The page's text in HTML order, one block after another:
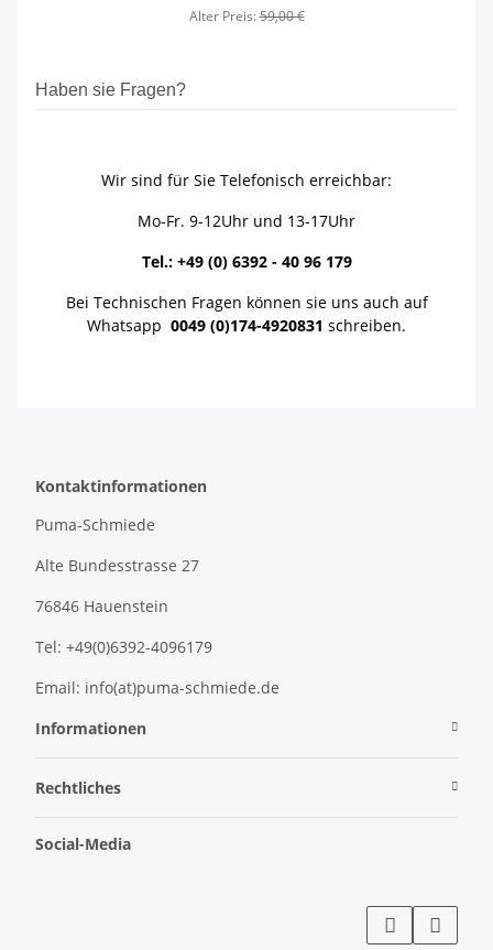
Alter Preis:59,00 €
Haben sie Fragen?
Wir sind für Sie Telefonisch erreichbar:
Mo-Fr. 9-12Uhr und 13-17Uhr
Tel.: +49 (0) 6392 - 40 96 179
Bei Technischen Fragen können sie uns auch auf
Whatsapp 0049 (0)174-4920831 schreiben.
Kontaktinformationen
Puma-Schmiede
Alte Bundesstrasse 27
76846 Hauenstein
Tel: +49(0)6392-4096179
Email: info(at)puma-schmiede.de
Informationen
Rechtliches
Social-Media